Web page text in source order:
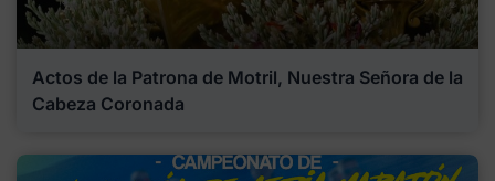
Actos de la Patrona de Motril, Nuestra Señora de la
Cabeza Coronada